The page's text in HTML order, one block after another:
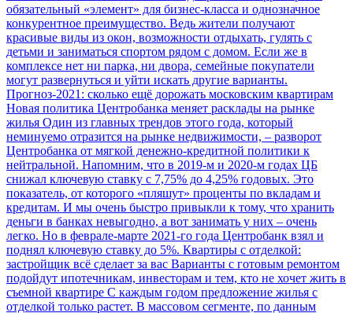
обязательный «элемент» для бизнес-класса и однозначное
конкурентное преимущество. Ведь жители получают
красивые виды из окон, возможности отдыхать, гулять с
детьми и заниматься спортом рядом с домом. Если же в
комплексе нет ни парка, ни двора, семейные покупатели
могут развернуться и уйти искать другие варианты.
Прогноз-2021: сколько ещё дорожать московским квартирам
Новая политика Центробанка меняет расклады на рынке
жилья Один из главных трендов этого года, который
неминуемо отразится на рынке недвижимости, – разворот
Центробанка от мягкой денежно-кредитной политики к
нейтральной. Напомним, что в 2019-м и 2020-м годах ЦБ
снижал ключевую ставку с 7,75% до 4,25% годовых. Это
показатель, от которого «пляшут» проценты по вкладам и
кредитам. И мы очень быстро привыкли к тому, что хранить
деньги в банках невыгодно, а вот занимать у них – очень
легко. Но в феврале-марте 2021-го года Центробанк взял и
поднял ключевую ставку до 5%. Квартиры с отделкой:
застройщик всё сделает за вас Варианты с готовым ремонтом
подойдут ипотечникам, инвесторам и тем, кто не хочет жить в
съемной квартире С каждым годом предложение жилья с
отделкой только растет. В массовом сегменте, по данным